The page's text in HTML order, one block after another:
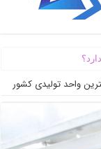
واحد تولیدی کشور